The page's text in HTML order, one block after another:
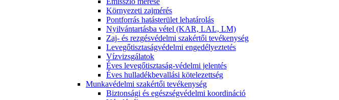
Környezeti zajmérés
Pontforrás hatásterület lehatárolás
Nyilvántartásba vétel (KAR, LAL, LM)
Zaj- és rezgésvédelmi szakértői tevékenység
Levegőtisztaságvédelmi engedélyeztetés
Vízvizsgálatok
Éves levegőtisztaság-védelmi jelentés
Éves hulladékbevallási kötelezettség
Munkavédelmi szakértői tevékenység
Biztonsági és egészségvédelmi koordináció